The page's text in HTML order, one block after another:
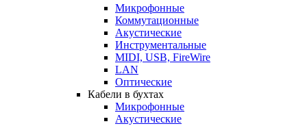
Микрофонные
Коммутационные
Акустические
Инструментальные
MIDI, USB, FireWire
LAN
Оптические
Кабели в бухтах
Микрофонные
Акустические